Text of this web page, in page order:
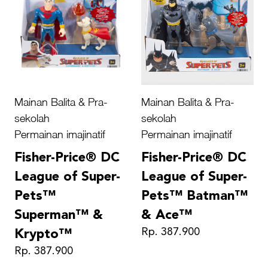
Mainan Balita & Pra-
sekolah
Permainan imajinatif
Fisher-Price® DC
League of Super-
Pets™
Superman™ &
Krypto™
Rp. 387.900
Mainan Balita & Pra-
sekolah
Permainan imajinatif
Fisher-Price® DC
League of Super-
Pets™ Batman™
& Ace™
Rp. 387.900